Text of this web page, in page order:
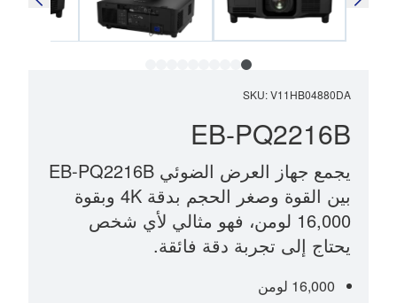
SKU:V11HB04880DA
EB-PQ2216B
يجمع جهاز العرض الضوئي EB-PQ2216B
بين القوة وصغر الحجم بدقة 4K وبقوة
16,000 لومن، فهو مثالي لأي شخص
يحتاج إلى تجربة دقة فائقة.
16,000 لومن